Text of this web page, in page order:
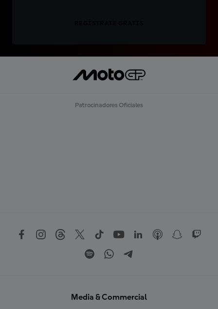
Patrocinadores Oficiales
Media & Commercial